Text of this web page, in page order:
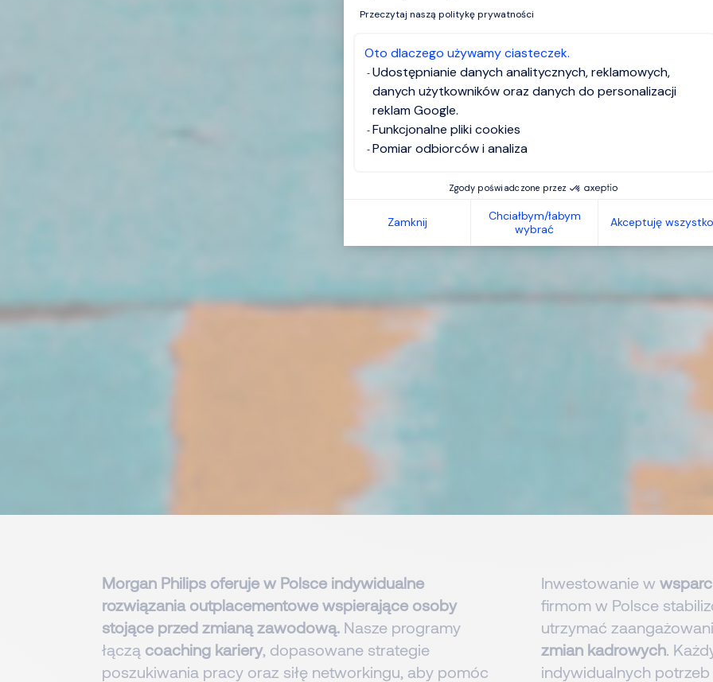
Przeczytaj naszą politykę prywatności
Oto dlaczego używamy ciasteczek.
Udostępnianie danych analitycznych, reklamowych,
danych użytkowników oraz danych do personalizacji
reklam Google.
Funkcjonalne pliki cookies
Pomiar odbiorców i analiza
Zgody poświadczone przez
Zamknij
Chciałbym/łabym
wybrać
Akceptuję
Morgan Philips oferuje w Polsce indywidualne
rozwiązania outplacementowe wspierające osoby
stojące przed zmianą zawodową.Nasze programy
łączą coaching kariery, dopasowane strategie
poszukiwania pracy oraz siłę networkingu, aby pomóc
Inwestowanie w
firmom w Polsce
utrzymać
zmian kadrowych.
indywidualnych